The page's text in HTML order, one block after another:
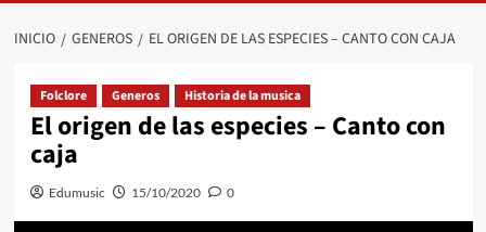
INICIO GENEROS EL ORIGEN DE LAS ESPECIES – CANTO CON CAJA
Folclore Generos Historia de la musica
El origen de las especies – Canto con
caja
Edumusic 15/10/2020 0